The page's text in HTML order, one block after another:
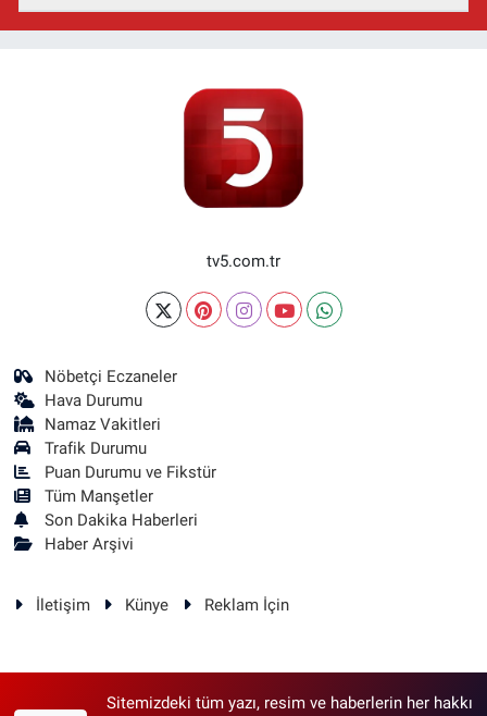
tv5.com.tr
Nöbetçi Eczaneler
Hava Durumu
Namaz Vakitleri
Trafik Durumu
Puan Durumu ve Fikstür
Tüm Manşetler
Son Dakika Haberleri
Haber Arşivi
İletişim Künye Reklam İçin
Sitemizdeki tüm yazı, resim ve haberlerin her hakkı